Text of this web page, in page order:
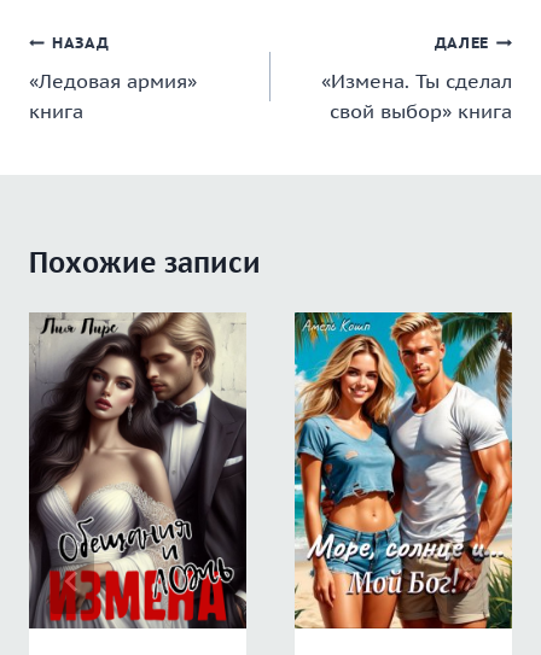
Навигация
по
записям
НАЗАД
«Ледовая армия»
книга
ДАЛЕЕ
«Измена. Ты сделал
свой выбор» книга
Похожие записи